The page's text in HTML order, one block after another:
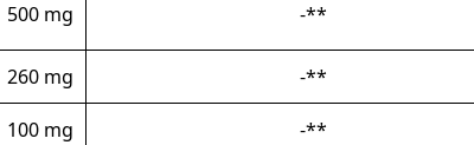
500 mg -**
260 mg -**
100 mg -**